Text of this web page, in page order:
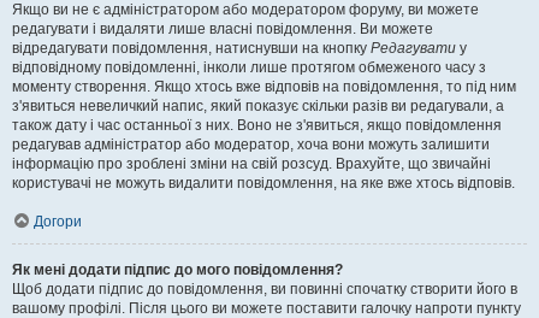
Якщо ви не є адміністратором або модератором форуму, ви можете
редагувати і видаляти лише власні повідомлення. Ви можете
відредагувати повідомлення, натиснувши на кнопку Редагувати у
відповідному повідомленні, інколи лише протягом обмеженого часу з
моменту створення. Якщо хтось вже відповів на повідомлення, то під ним
з'явиться невеличкий напис, який показує скільки разів ви редагували, а
також дату і час останньої з них. Воно не з'явиться, якщо повідомлення
редагував адміністратор або модератор, хоча вони можуть залишити
інформацію про зроблені зміни на свій розсуд. Врахуйте, що звичайні
користувачі не можуть видалити повідомлення, на яке вже хтось відповів.
Догори
Як мені додати підпис до мого повідомлення?
Щоб додати підпис до повідомлення, ви повинні спочатку створити його в
вашому профілі. Після цього ви можете поставити галочку напроти пункту